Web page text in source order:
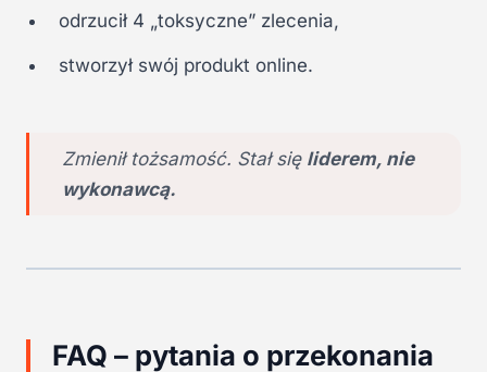
odrzucił 4 „toksyczne” zlecenia,
stworzył swój produkt online.
Zmienił tożsamość. Stał się liderem, nie
wykonawcą.
FAQ – pytania o przekonania